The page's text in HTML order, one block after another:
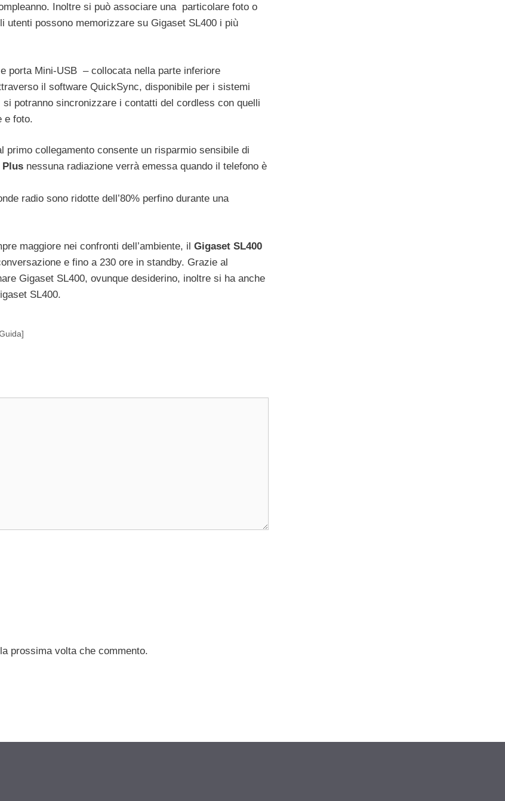
Inoltre si può associare una particolare foto o
possono memorizzare su Gigaset SL400 i più
porta Mini-USB – collocata nella parte inferiore
il software QuickSync, disponibile per i sistemi
si potranno sincronizzare i contatti del cordless con quelli
e foto.
primo collegamento consente un risparmio sensibile di
Plus nessuna radiazione verrà emessa quando il telefono è
radio sono ridotte dell’80% perfino durante una
maggiore nei confronti dell’ambiente, il Gigaset SL400
e fino a 230 ore in standby. Grazie al
Gigaset SL400, ovunque desiderino, inoltre si ha anche
SL400.
prossima volta che commento.